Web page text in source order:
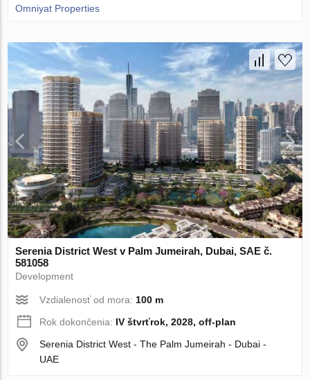
Omniyat Properties
Serenia District West v Palm Jumeirah, Dubai, SAE č.
581058
Development
Vzdialenosť od mora:100 m
Rok dokončenia: IV štvrťrok, 2028, off-plan
Serenia District West - The Palm Jumeirah - Dubai -
UAE